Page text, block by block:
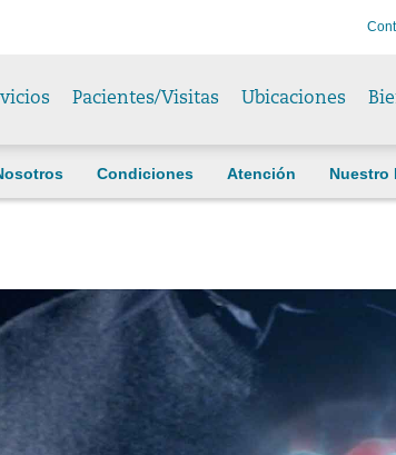
Pacientes/Visitas Ubicaciones
Condiciones Atención Nuestro